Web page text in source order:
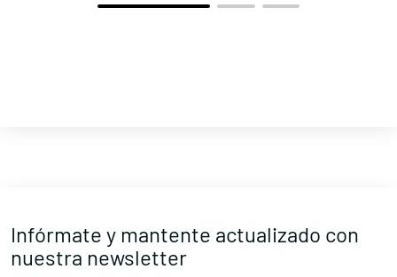
Infórmate y mantente actualizado con
nuestra newsletter